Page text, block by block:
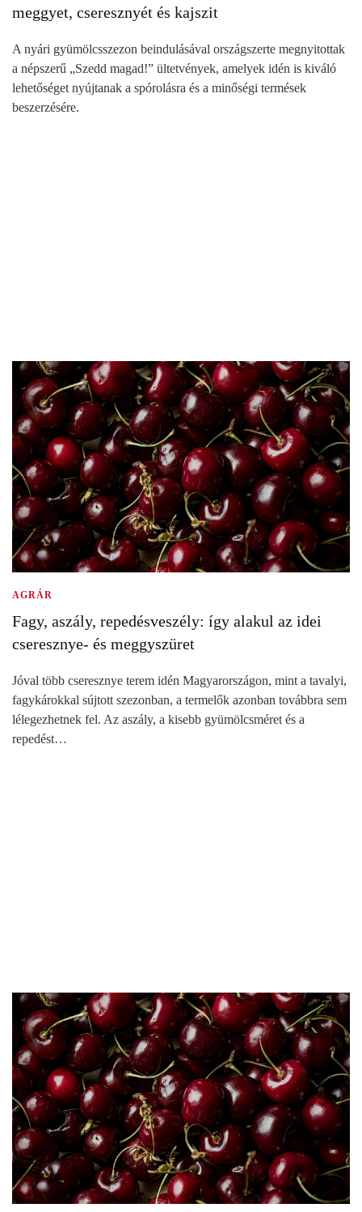
meggyet, cseresznyét és kajszit
A nyári gyümölcsszezon beindulásával országszerte megnyitottak
a népszerű „Szedd magad!” ültetvények, amelyek idén is kiváló
lehetőséget nyújtanak a spórolásra és a minőségi termések
beszerzésére.
AGRÁR
Fagy, aszály, repedésveszély: így alakul az idei
cseresznye- és meggyszüret
Jóval több cseresznye terem idén Magyarországon, mint a tavalyi,
fagykárokkal sújtott szezonban, a termelők azonban továbbra sem
lélegezhetnek fel. Az aszály, a kisebb gyümölcsméret és a
repedést…